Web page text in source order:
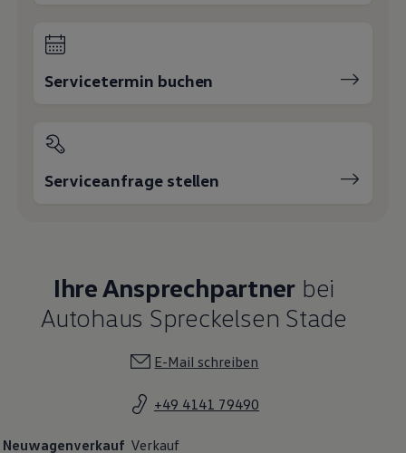
Servicetermin buchen
Serviceanfrage stellen
Ihre Ansprechpartner bei
Autohaus Spreckelsen Stade
E-Mail schreiben
+49 4141 79490
Neuwagenverkauf Verkauf